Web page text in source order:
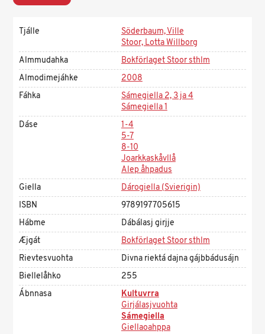
Tjálle
Söderbaum, Ville
Stoor, Lotta Willborg
Almmudahka
Bokförlaget Stoor sthlm
Almodimejáhke
2008
Fáhka
Sámegiella 2, 3 ja 4
Sámegiella 1
Dáse
1-4
5-7
8-10
Joarkkaskåvllå
Alep åhpadus
Giella
Dárogiella (Svierigin)
ISBN
9789197705615
Hábme
Dábálasj girjje
Æjgát
Bokförlaget Stoor sthlm
Rievtesvuohta
Divna riektá dajna gájbbádusájn
Biellelåhko
255
Ábnnasa
Kultuvrra
Girjálasjvuohta
Sámegiella
Giellaoahppa